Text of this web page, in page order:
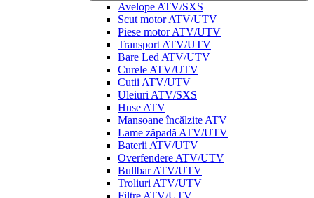
Avelope ATV/SXS
Scut motor ATV/UTV
Piese motor ATV/UTV
Transport ATV/UTV
Bare Led ATV/UTV
Curele ATV/UTV
Cutii ATV/UTV
Uleiuri ATV/SXS
Huse ATV
Mansoane încălzite ATV
Lame zăpadă ATV/UTV
Baterii ATV/UTV
Overfendere ATV/UTV
Bullbar ATV/UTV
Troliuri ATV/UTV
Filtre ATV/UTV